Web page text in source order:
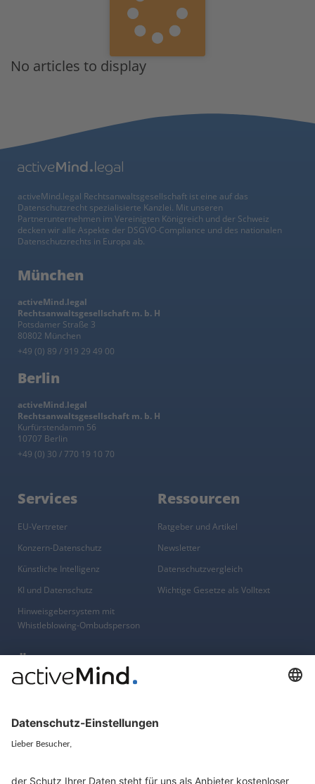
No articles to display
activeMind.legal Rechtsanwaltsgesellschaft ist eine auf das
Datenschutzrecht spezialisierte Kanzlei. Mit unseren
Partnerunternehmen im Vereinigten Königreich und der Schweiz
decken wir alle Aspekte der DSGVO-Compliance und des nationalen
Datenschutzrechts in Europa ab.
München
activeMind.legal
Rechtsanwaltsgesellschaft m. b. H
Potsdamer Straße 3
80802 München
+49 (0) 89 / 919 29 49 00
Berlin
activeMind.legal
Rechtsanwaltsgesellschaft m. b. H
Kurfürstendamm 56
10707 Berlin
+49 (0) 30 / 770 19 10 70
Services
EU-Vertreter
Konzern-Datenschutz
Künstliche Intelligenz
KI und Datenschutz
Hinweisgebersystem mit
Whistleblowing-Ombudsperson
Ressourcen
Ratgeber und Artikel
Newsletter
Datenschutzvergleich
Wichtige Gesetze als Volltext
Über
Über uns
Kontakt
Presse, Medien & Events
Gruppe
activeMind.uk (Vereinigtes